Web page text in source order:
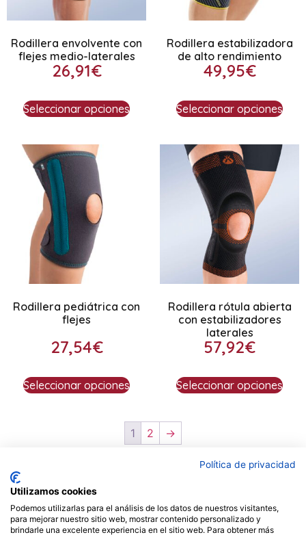
Rodillera envolvente con
flejes medio-laterales
26,91€
Seleccionar opciones
Rodillera estabilizadora
de alto rendimiento
49,95€
Seleccionar opciones
Rodillera pediátrica con
flejes
27,54€
Seleccionar opciones
Rodillera rótula abierta
con estabilizadores
laterales
57,92€
Seleccionar opciones
1 2 →
Contacto
Política de privacidad
Utilizamos cookies
Podemos utilizarlas para el análisis de los datos de nuestros visitantes,
para mejorar nuestro sitio web, mostrar contenido personalizado y
brindarle una excelente experiencia en el sitio web. Para obtener más